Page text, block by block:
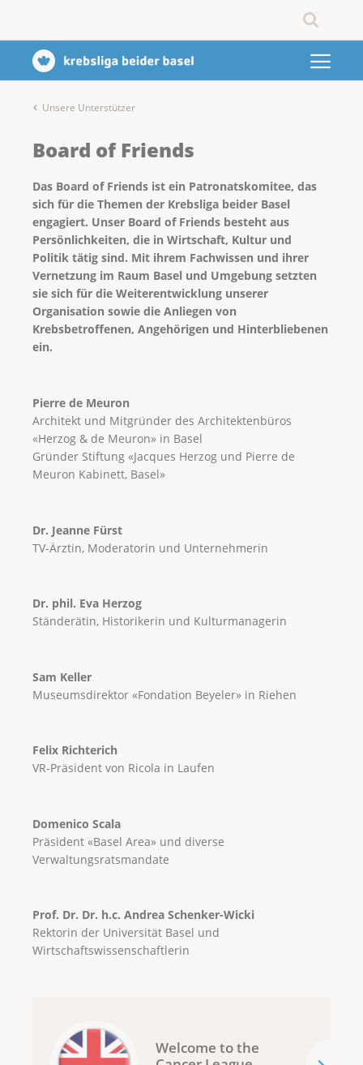
Unsere Unterstützer
Board of Friends
Das Board of Friends ist ein Patronatskomitee, das
sich für die Themen der Krebsliga beider Basel
engagiert. Unser Board of Friends besteht aus
Persönlichkeiten, die in Wirtschaft, Kultur und
Politik tätig sind. Mit ihrem Fachwissen und ihrer
Vernetzung im Raum Basel und Umgebung setzten
sie sich für die Weiterentwicklung unserer
Organisation sowie die Anliegen von
Krebsbetroffenen, Angehörigen und Hinterbliebenen
ein.
Pierre de Meuron
Architekt und Mitgründer des Architektenbüros
«Herzog & de Meuron» in Basel
Gründer Stiftung «Jacques Herzog und Pierre de
Meuron Kabinett, Basel»
Dr. Jeanne Fürst
TV-Ärztin, Moderatorin und Unternehmerin
Dr. phil. Eva Herzog
Ständerätin, Historikerin und Kulturmanagerin
Sam Keller
Museumsdirektor «Fondation Beyeler» in Riehen
Felix Richterich
VR-Präsident von Ricola in Laufen
Domenico Scala
Präsident «Basel Area» und diverse
Verwaltungsratsmandate
Prof. Dr. Dr. h.c. Andrea Schenker-Wicki
Rektorin der Universität Basel und
Wirtschaftswissenschaftlerin
Welcome to the